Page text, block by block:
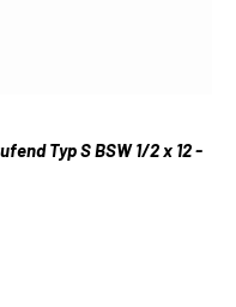
Typ S BSW 1/2 x 12 -